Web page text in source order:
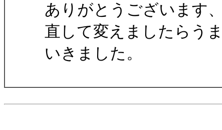
ありがとうございます
直して変えましたらう
いきました。